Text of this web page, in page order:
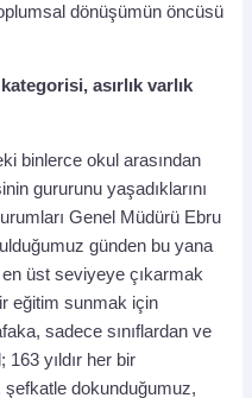
dönüşümün öncüsü
asırlık varlık
binlerce okul arasından
gururunu yaşadıklarını
Genel Müdürü Ebru
günden bu yana
üst seviyeye çıkarmak
eğitim sunmak için
sadece sınıflardan ve
yıldır her bir
dokunduğumuz,